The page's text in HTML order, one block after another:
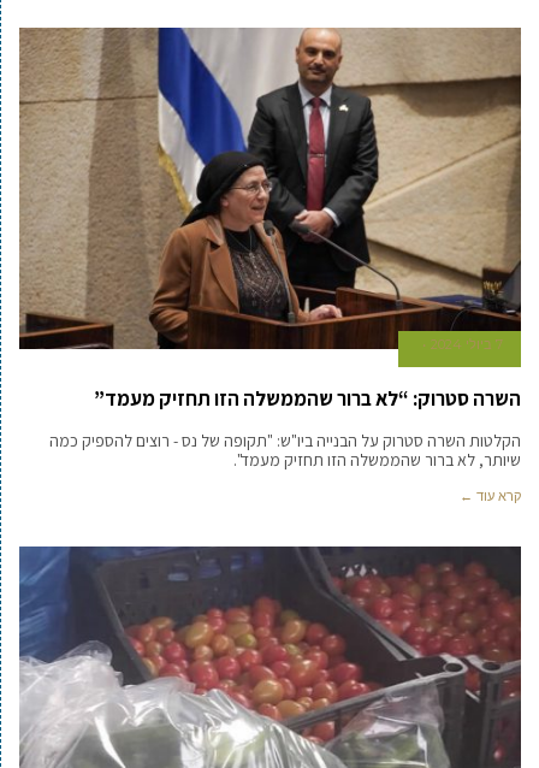
7 ביולי 2024
השרה סטרוק: “לא ברור שהממשלה הזו תחזיק מעמד”
הקלטות השרה סטרוק על הבנייה ביו"ש: "תקופה של נס - רוצים להספיק כמה
שיותר, לא ברור שהממשלה הזו תחזיק מעמד".
קרא עוד ←